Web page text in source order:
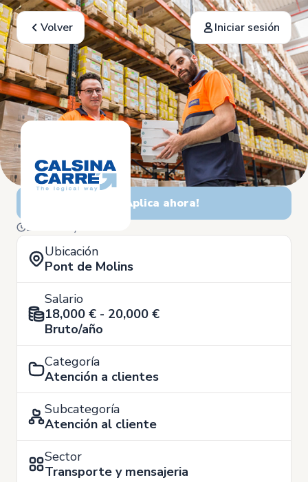
Volver Iniciar sesión
¡Aplica ahora!
27 de Mayo
Ubicación
Pont de Molins
Salario
18,000 € - 20,000 €
Bruto/año
Categoría
Atención a clientes
Subcategoría
Atención al cliente
Sector
Transporte y mensajeria